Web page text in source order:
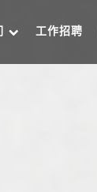
工作招聘